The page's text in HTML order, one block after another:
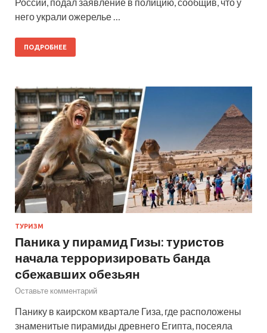
него украли ожерелье …
ПОДРОБНЕЕ
ТУРИЗМ
Паника у пирамид Гизы: туристов
начала терроризировать банда
сбежавших обезьян
Оставьте комментарий
Панику в каирском квартале Гиза, где расположены
знаменитые пирамиды древнего Египта, посеяла